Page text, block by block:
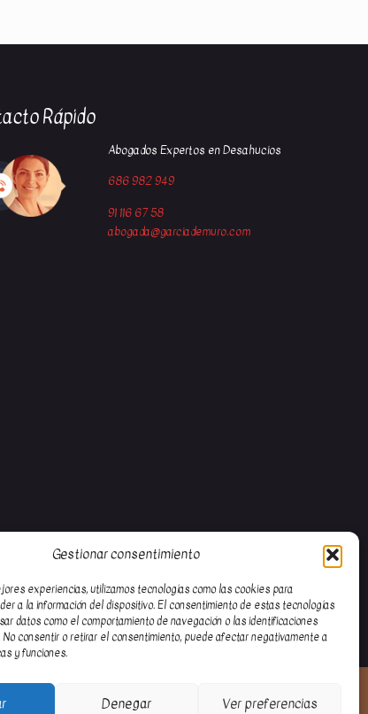
Gestionar consentimiento
experiencias, utilizamos tecnologías como las cookies para
a la información del dispositivo. El consentimiento de estas tecnologías
datos como el comportamiento de navegación o las identificaciones
consentir o retirar el consentimiento, puede afectar negativamente a
y funciones.
Denegar Ver preferencias
Rápido
Abogados Expertos en Desahucios
686 982 949
91 116 67 58
abogada@garciademuro.com